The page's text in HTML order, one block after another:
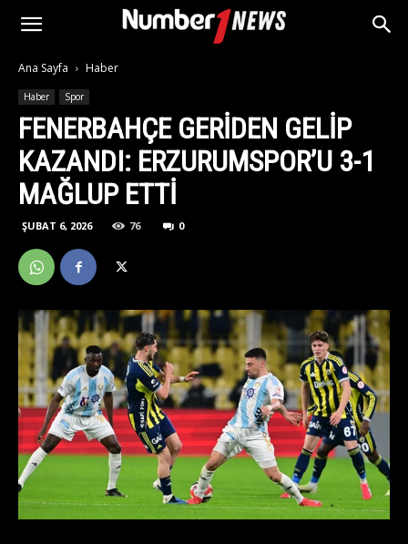
Ana Sayfa Haber
Haber Spor
FENERBAHÇE GERIDEN GELIP
KAZANDI: ERZURUMSPOR’U 3-1
MAĞLUP ETTI
ŞUBAT 6, 2026 76 0